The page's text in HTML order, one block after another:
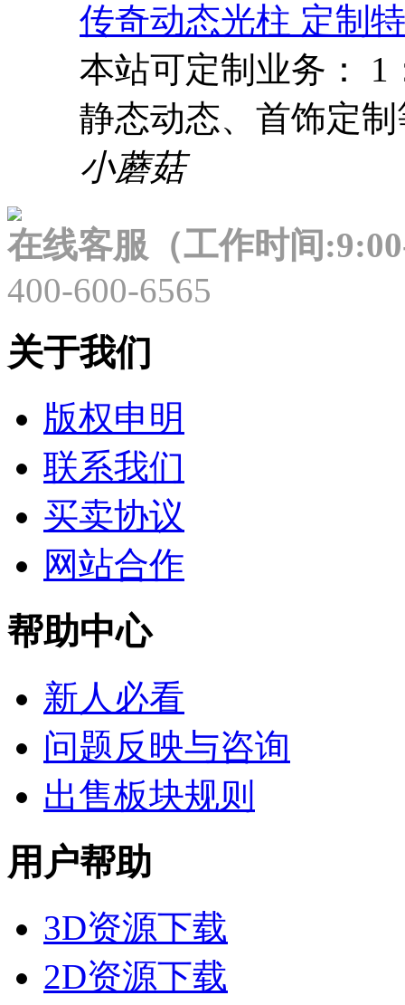
传奇动态光柱 定制
本站可定制业务： 1
静态动态、首饰定
小蘑菇
在线客服（工作时间
400-600-6565
关于我们
版权申明
联系我们
买卖协议
网站合作
帮助中心
新人必看
问题反映与咨询
出售板块规则
用户帮助
3D资源下载
2D资源下载